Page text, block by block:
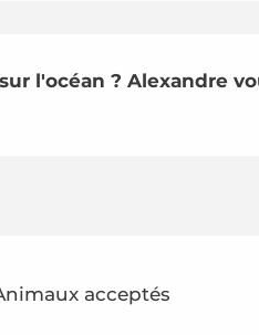
l'océan ? Alexandre
acceptés